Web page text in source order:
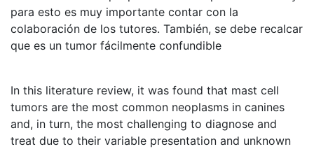
para esto es muy importante contar con la
colaboración de los tutores. También, se debe recalcar
que es un tumor fácilmente confundible
In this literature review, it was found that mast cell
tumors are the most common neoplasms in canines
and, in turn, the most challenging to diagnose and
treat due to their variable presentation and unknown